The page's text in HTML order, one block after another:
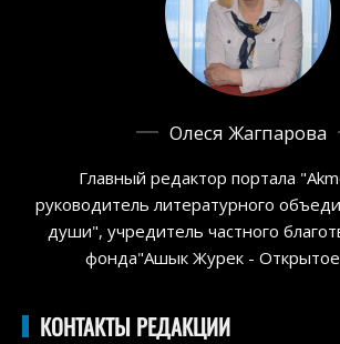
Олеся Жагпарова
Главный редактор портала
руководитель литературного
души", учредитель частного
фонда"Ашык Журек -
КОНТАКТЫ РЕДАКЦИИ